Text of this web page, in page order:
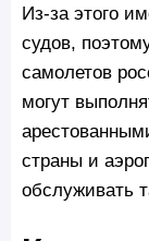
Из-за этого
судов,
самолетов
могут
страны и
обслуживать